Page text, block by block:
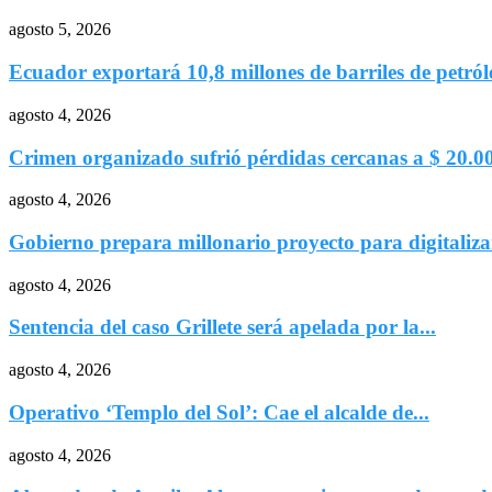
agosto 5, 2026
Ecuador exportará 10,8 millones de barriles de
agosto 4, 2026
Crimen organizado sufrió pérdidas cercanas a $
agosto 4, 2026
Gobierno prepara millonario proyecto para
agosto 4, 2026
Sentencia del caso Grillete será apelada por la...
agosto 4, 2026
Operativo ‘Templo del Sol’: Cae el alcalde de...
agosto 4, 2026